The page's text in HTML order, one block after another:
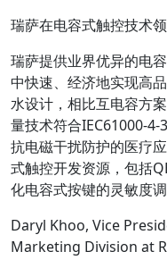
瑞萨在电容式触控技术
瑞萨提供业界优异的电
中快速、经济地实现高
水设计，相比互电容方
量技术符合IEC61000-
抗电磁干扰防护的医疗
式触控开发资源，包括
化电容式按键的灵敏度
Daryl Khoo, Vice
Marketing Division at